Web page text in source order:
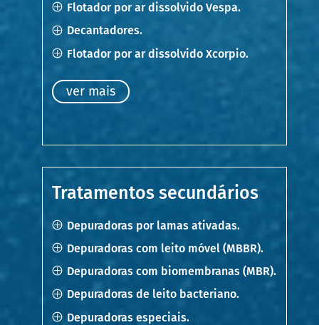
Flotador por ar dissolvido Vespa.
Decantadores.
Flotador por ar dissolvido Xcorpio.
ver mais
Tratamentos secundários
Depuradoras por lamas ativadas.
Depuradoras com leito móvel (MBBR).
Depuradoras com biomembranas (MBR).
Depuradoras de leito bacteriano.
Depuradoras especiais.